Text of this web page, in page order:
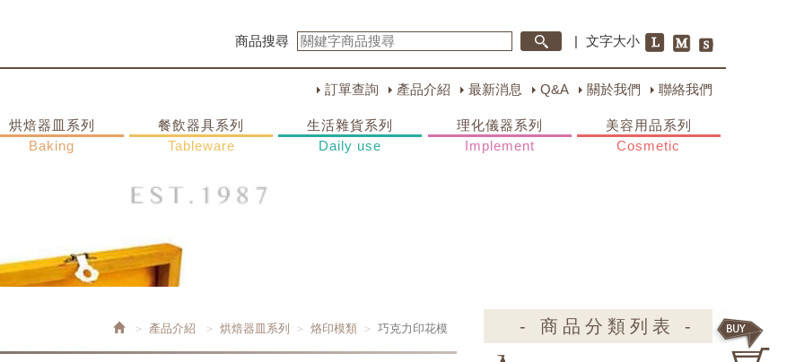
商品搜尋 | 文字大小
訂單查詢 產品介紹 最新消息 Q&A 關於我們 聯絡我們
烘焙器皿系列
Baking
餐飲器具系列
Tableware
生活雜貨系列
Daily use
理化儀器系列
Implement
美容用品系列
Cosmetic
產品介紹 烘焙器皿系列 烙印模類 巧克力印花模 - 商品分類列表 -